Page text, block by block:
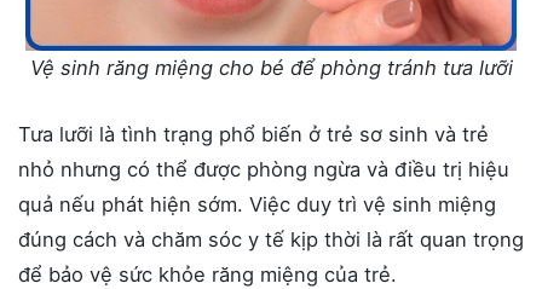
Vệ sinh răng miệng cho bé để phòng tránh tưa lưỡi
Tưa lưỡi là tình trạng phổ biến ở trẻ sơ sinh và trẻ
nhỏ nhưng có thể được phòng ngừa và điều trị hiệu
quả nếu phát hiện sớm. Việc duy trì vệ sinh miệng
đúng cách và chăm sóc y tế kịp thời là rất quan trọng
để bảo vệ sức khỏe răng miệng của trẻ.